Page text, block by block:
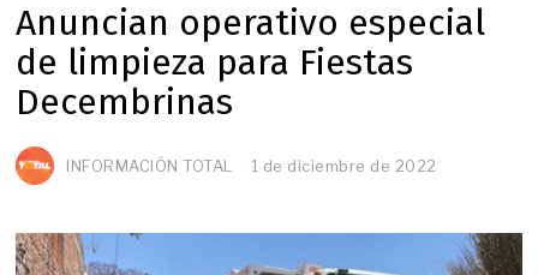
Anuncian operativo especial
de limpieza para Fiestas
Decembrinas
INFORMACIÓN TOTAL 1 de diciembre de 2022